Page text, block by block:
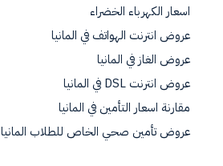
اسعار الكهرباء الخضراء
عروض انترنت الهواتف في المانيا
عروض الغاز في المانيا
عروض انترنت DSL في المانيا
مقارنة اسعار التأمين في المانيا
عروض تأمين صحي الخاص للطلاب المانيا